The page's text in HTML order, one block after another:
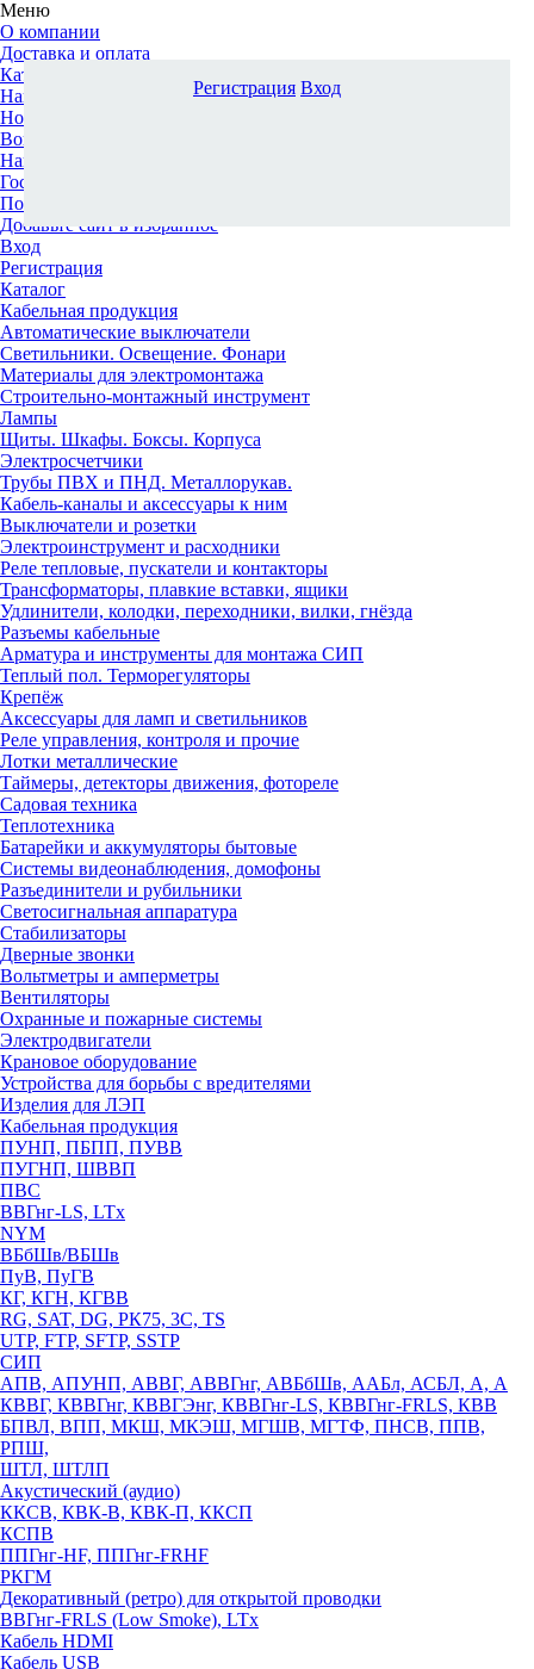
Меню
О компании
Доставка и оплата
Каталог
Наши офисы
Новости и новинки
Вопрос-ответ
Наша команда
Гос. заказчикам
Поставщикам
Добавьте сайт в избранное
Вход
Регистрация
Каталог
Кабельная продукция
Автоматические выключатели
Светильники. Освещение. Фонари
Материалы для электромонтажа
Строительно-монтажный инструмент
Лампы
Щиты. Шкафы. Боксы. Корпуса
Электросчетчики
Трубы ПВХ и ПНД. Металлорукав.
Кабель-каналы и аксессуары к ним
Выключатели и розетки
Электроинструмент и расходники
Реле тепловые, пускатели и контакторы
Трансформаторы, плавкие вставки, ящики
Удлинители, колодки, переходники, вилки, гнёзда
Разъемы кабельные
Арматура и инструменты для монтажа СИП
Теплый пол. Терморегуляторы
Крепёж
Аксессуары для ламп и светильников
Реле управления, контроля и прочие
Лотки металлические
Таймеры, детекторы движения, фотореле
Садовая техника
Теплотехника
Батарейки и аккумуляторы бытовые
Системы видеонаблюдения, домофоны
Разъединители и рубильники
Светосигнальная аппаратура
Стабилизаторы
Дверные звонки
Вольтметры и амперметры
Вентиляторы
Охранные и пожарные системы
Электродвигатели
Крановое оборудование
Устройства для борьбы с вредителями
Изделия для ЛЭП
Кабельная продукция
ПУНП, ПБПП, ПУВВ
ПУГНП, ШВВП
ПВС
ВВГнг-LS, LTx
NYM
ВБбШв/ВБШв
ПуВ, ПуГВ
КГ, КГН, КГВВ
RG, SAT, DG, РК75, 3С, TS
UTP, FTP, SFTP, SSTP
СИП
АПВ, АПУНП, АВВГ, АВВГнг, АВБбШв, ААБл, АСБЛ, А, А
КВВГ, КВВГнг, КВВГЭнг, КВВГнг-LS, КВВГнг-FRLS, КВВ
БПВЛ, ВПП, МКШ, МКЭШ, МГШВ, МГТФ, ПНСВ, ППВ,
РПШ,
ШТЛ, ШТЛП
Акустический (аудио)
ККСВ, КВК-В, КВК-П, ККСП
КСПВ
ППГнг-HF, ППГнг-FRHF
РКГМ
Декоративный (ретро) для открытой проводки
ВВГнг-FRLS (Low Smoke), LTx
Кабель HDMI
Кабель USB
Регистрация Вход